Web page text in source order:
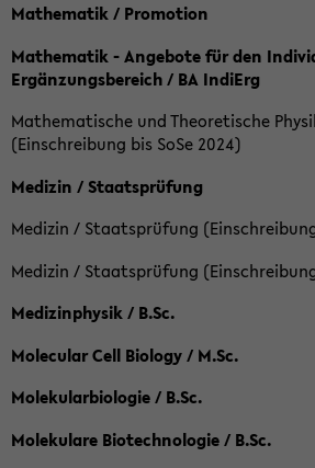
Mathematik / Promotion
Mathematik - Angebote für den
Ergänzungsbereich / BA IndiErg
Mathematische und Theoretische
(Einschreibung bis SoSe 2024)
Medizin / Staatsprüfung
Medizin / Staatsprüfung
Medizin / Staatsprüfung
Medizinphysik / B.Sc.
Molecular Cell Biology / M.Sc.
Molekularbiologie / B.Sc.
Molekulare Biotechnologie / B.Sc.